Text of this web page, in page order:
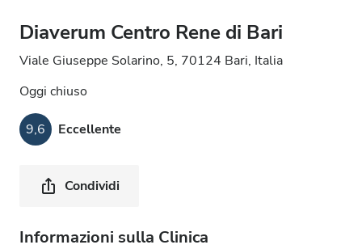
Diaverum Centro Rene di Bari
Viale Giuseppe Solarino, 5, 70124 Bari, Italia
Oggi chiuso
9,6 Eccellente
Condividi
Informazioni sulla Clinica